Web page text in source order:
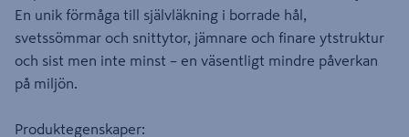
En unik förmåga till självläkning i borrade hål,
svetssömmar och snittytor, jämnare och finare ytstruktur
och sist men inte minst – en väsentligt mindre påverkan
på miljön.
Produktegenskaper: